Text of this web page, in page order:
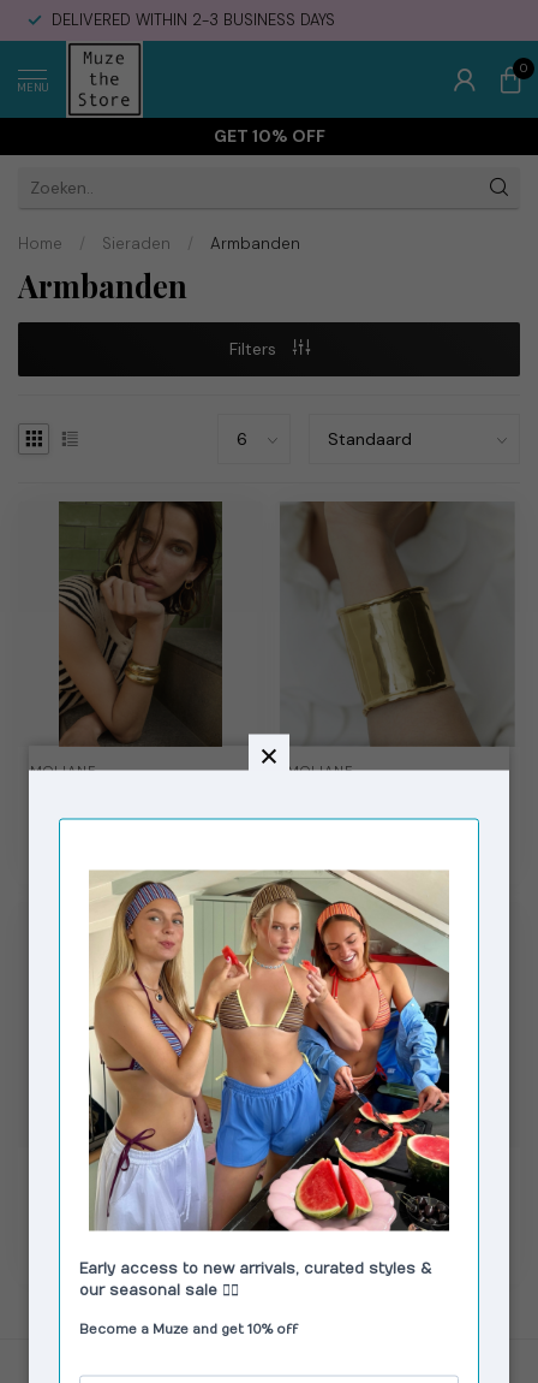
DELIVERED WITHIN 2-3 BUSINESS DAYS
MENU
0
GET 10% OFF
Home / Sieraden / Armbanden
Armbanden
Filters
MOLIANE
€82,00
MOLIANE
€118,75
Sahara Bracelet Silver
€82,00
Niet op voorraad
MOLIANE
Venus Bracelet Silver
€89,00
Op voorraad
Toon1-4van 4